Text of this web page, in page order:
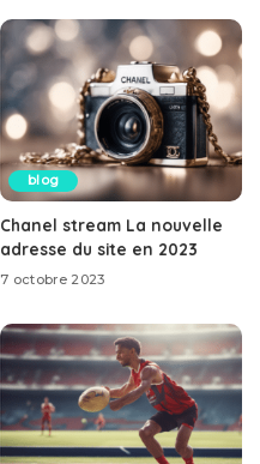
blog
Chanel stream La nouvelle
adresse du site en 2023
7 octobre 2023